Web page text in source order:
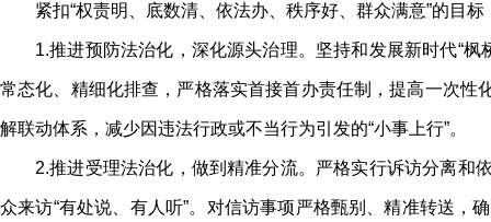
紧扣“权责明、底数清、依法办、秩序好、群众满意”的目
1.推进预防法治化，深化源头治理。坚持和发展新时代“
常态化、精细化排查，严格落实首接首办责任制，提高一次性
解联动体系，减少因违法行政或不当行为引发的“小事上行”。
2.推进受理法治化，做到精准分流。严格实行诉访分离和
众来访“有处说、有人听”。对信访事项严格甄别、精准转送